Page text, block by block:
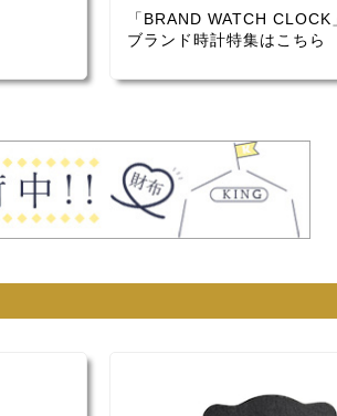
「BRAND WATCH CLOCK
ブランド時計特集はこちら